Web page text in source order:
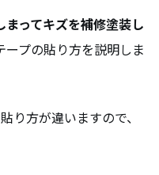
まってキズを補修塗装し
プの貼り方を説明しま
り方が違いますので、